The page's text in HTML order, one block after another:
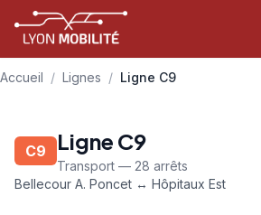
Aller au contenu principal
Accueil / Lignes / Ligne C9
C9 Ligne C9
Transport — 28 arrêts
Bellecour A. Poncet ↔ Hôpitaux Est